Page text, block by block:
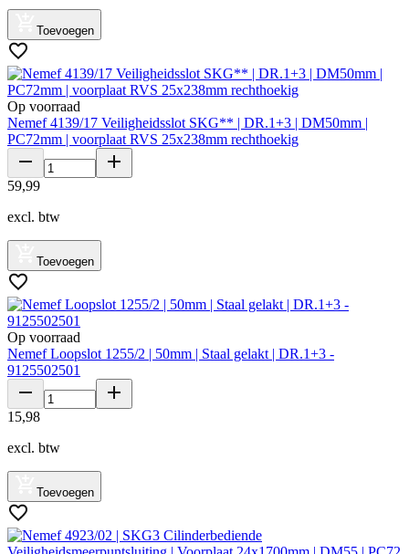
Toevoegen
Op voorraad
Nemef 4139/17 Veiligheidsslot SKG** | DR.1+3 | DM50mm |
PC72mm | voorplaat RVS 25x238mm rechthoekig
59,99
excl. btw
Toevoegen
Op voorraad
Nemef Loopslot 1255/2 | 50mm | Staal gelakt | DR.1+3 -
9125502501
15,98
excl. btw
Toevoegen